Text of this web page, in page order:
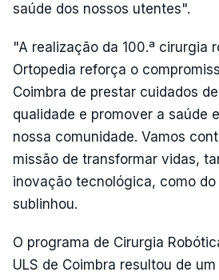
saúde dos nossos utentes".
"A realização da 100.ª cirurgia
Ortopedia reforça o
Coimbra de prestar cuidados
qualidade e promover a saúde
nossa comunidade. Vamos
missão de transformar vidas,
inovação tecnológica, como
sublinhou.
O programa de Cirurgia
ULS de Coimbra resultou de